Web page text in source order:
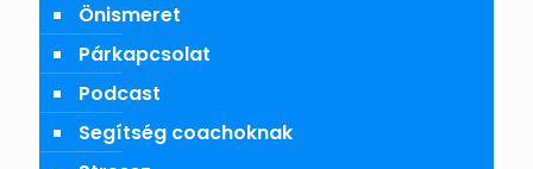
Önismeret
Párkapcsolat
Podcast
Segítség coachoknak